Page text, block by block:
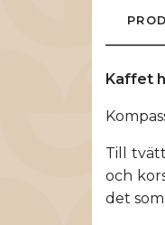
Kaffet
Till
och
det